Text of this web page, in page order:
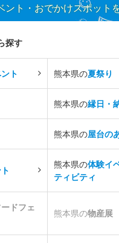
ント・おでかけスポット
探す
ト 熊本県の夏祭り
熊本県の縁日・
熊本県の屋台の
熊本県の体験イ
ティビティ
ドフェ
熊本県の物産展